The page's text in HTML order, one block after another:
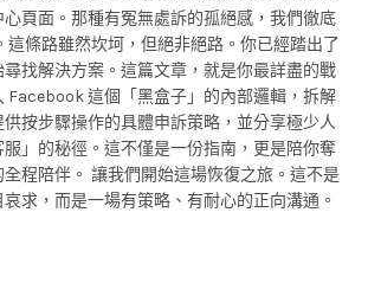
頁面。那種有冤無處訴的孤絕感，我們徹底
這條路雖然坎坷，但絕非絕路。你已經踏出了
找解決方案。這篇文章，就是你最詳盡的戰
Facebook 這個「黑盒子」的內部邏輯，拆解
按步驟操作的具體申訴策略，並分享極少人
」的秘徑。這不僅是一份指南，更是陪你奪
全程陪伴。 讓我們開始這場恢復之旅。這不是
求，而是一場有策略、有耐心的正向溝通。